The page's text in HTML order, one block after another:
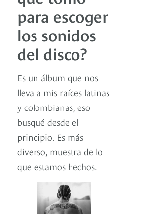
para escoger
los sonidos
del disco?
Es un álbum que nos
lleva a mis raíces latinas
y colombianas, eso
busqué desde el
principio. Es más
diverso, muestra de lo
que estamos hechos.